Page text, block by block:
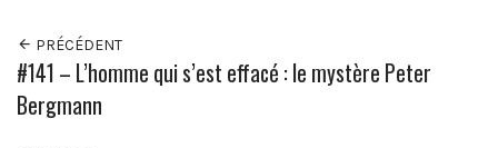
PRÉCÉDENT
#141 – L’homme qui s’est effacé : le mystère Peter
Bergmann